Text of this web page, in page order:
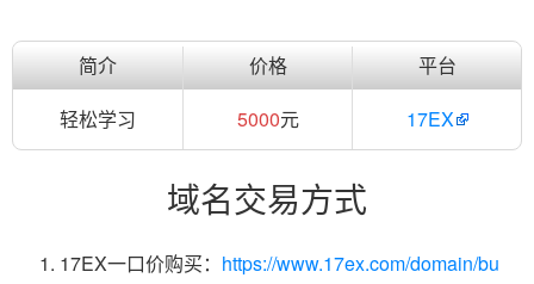
简介 价格
平台
轻松学习
5000元 17EX
域名交易方式
17EX一口价购买： https://www.17ex.com/domain/bu